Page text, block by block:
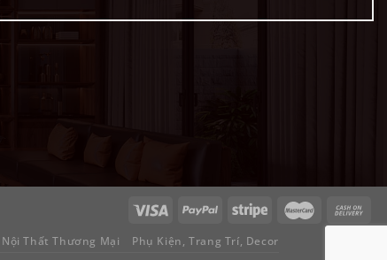
Nội Thất Thương Mại Phụ Kiện, Trang Trí, Decor